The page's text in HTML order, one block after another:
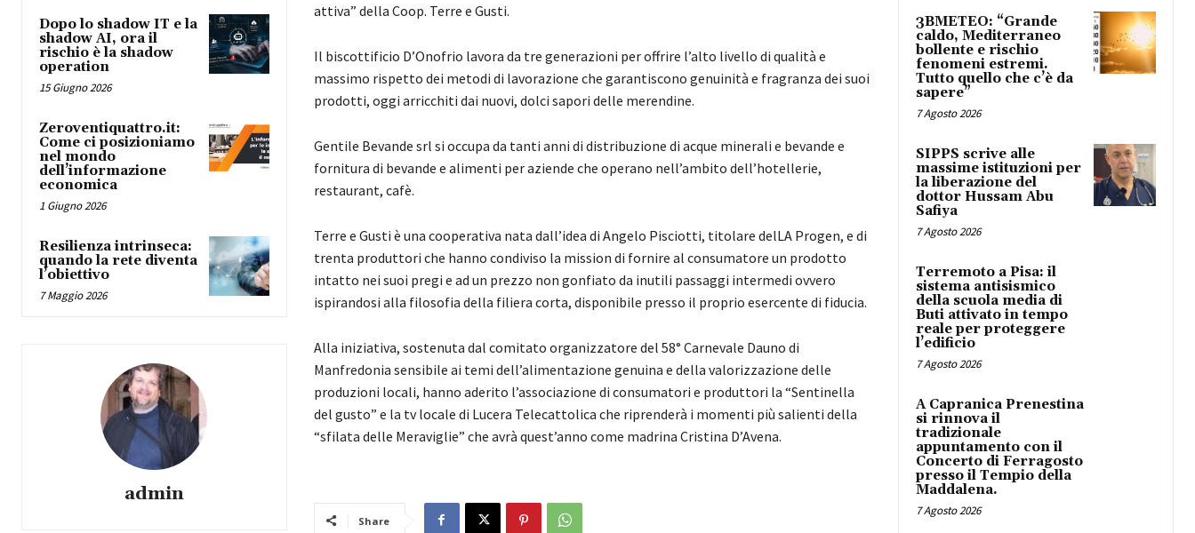
Dopo lo shadow IT e la
shadow AI, ora il
rischio è la shadow
operation
15 Giugno 2026
Zeroventiquattro.it:
Come ci posizioniamo
nel mondo
dell’informazione
economica
1 Giugno 2026
Resilienza intrinseca:
quando la rete diventa
l’obiettivo
7 Maggio 2026
admin
attiva” della Coop. Terre e Gusti.
Il biscottificio D’Onofrio lavora da tre generazioni per offrire l’alto livello di qualità e
massimo rispetto dei metodi di lavorazione che garantiscono genuinità e fragranza dei suoi
prodotti, oggi arricchiti dai nuovi, dolci sapori delle merendine.
Gentile Bevande srl si occupa da tanti anni di distribuzione di acque minerali e bevande e
fornitura di bevande e alimenti per aziende che operano nell’ambito dell’hotellerie,
restaurant, cafè.
Terre e Gusti è una cooperativa nata dall’idea di Angelo Pisciotti, titolare delLA Progen, e di
trenta produttori che hanno condiviso la mission di fornire al consumatore un prodotto
intatto nei suoi pregi e ad un prezzo non gonfiato da inutili passaggi intermedi ovvero
ispirandosi alla filosofia della filiera corta, disponibile presso il proprio esercente di fiducia.
Alla iniziativa, sostenuta dal comitato organizzatore del 58° Carnevale Dauno di
Manfredonia sensibile ai temi dell’alimentazione genuina e della valorizzazione delle
produzioni locali, hanno aderito l’associazione di consumatori e produttori la “Sentinella
del gusto” e la tv locale di Lucera Telecattolica che riprenderà i momenti più salienti della
“sfilata delle Meraviglie” che avrà quest’anno come madrina Cristina D’Avena.
Share
3BMETEO: “Grande
caldo, Mediterraneo
bollente e rischio
fenomeni estremi.
Tutto quello che c’è da
sapere”
7 Agosto 2026
SIPPS scrive alle
massime istituzioni per
la liberazione del
dottor Hussam Abu
Safiya
7 Agosto 2026
Terremoto a Pisa: il
sistema antisismico
della scuola media di
Buti attivato in tempo
reale per proteggere
l’edificio
7 Agosto 2026
A Capranica Prenestina
si rinnova il
tradizionale
appuntamento con il
Concerto di Ferragosto
presso il Tempio della
Maddalena.
7 Agosto 2026